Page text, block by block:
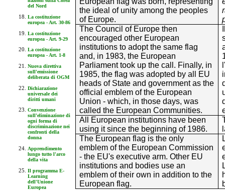
del Nord
La costituzione
europea - Art. 30-86
La costituzione
europea - Art. 9-29
La costituzione
europea - Art. 1-8
Nuova direttiva
sull'emissione
deliberata di OGM
Dichiarazione
universale dei
diritti umani
Convenzione
sull'eliminazione di
ogni forma di
discriminazione nei
confronti della
donna
Apprendimento
lungo tutto l'arco
della vita
Il programma E-
Learning
dell'Unione
Europea
the ideal of unity among the peoples
of Europe.
The Council of Europe then
encouraged other European
institutions to adopt the same flag
and, in 1983, the European
Parliament took up the call. Finally, in
1985, the flag was adopted by all EU
heads of State and government as the
official emblem of the European
Union - which, in those days, was
called the European Communities.
All European institutions have been
using it since the beginning of 1986.
The European flag is the only
emblem of the European Commission
- the EU's executive arm. Other EU
institutions and bodies use an
emblem of their own in addition to the
European flag.